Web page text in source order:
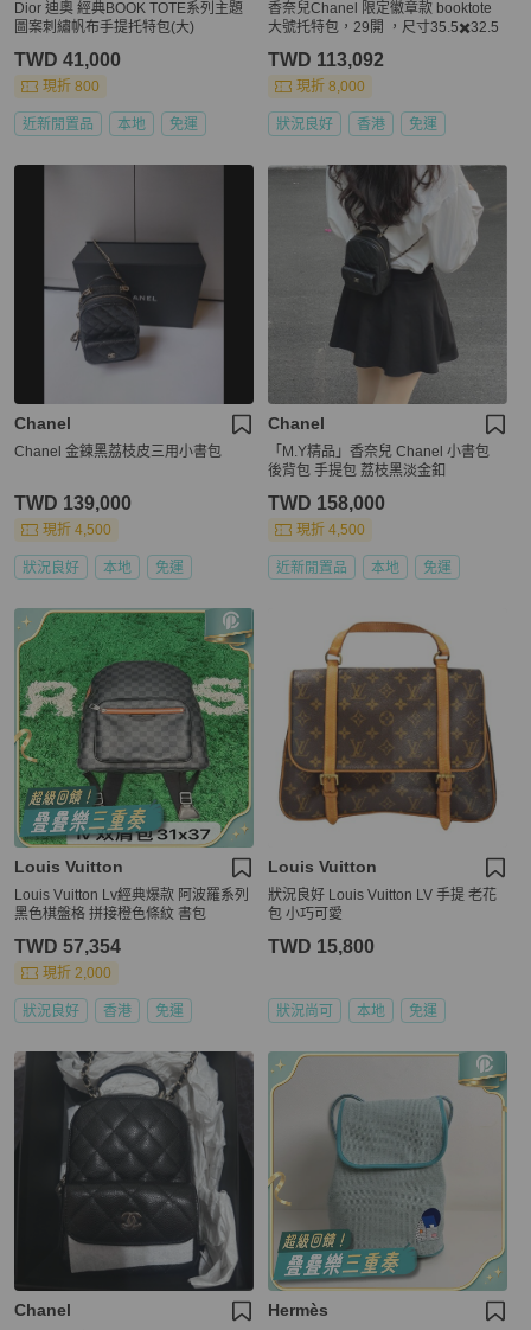
Dior 迪奧 經典BOOK TOTE系列主題
圖案刺繡帆布手提托特包(大)
TWD 41,000
現折 800
近新閒置品 本地 免運
香奈兒Chanel 限定徽章款 booktote
大號托特包，29開 ，尺寸35.5✖️32.5
TWD 113,092
現折 8,000
狀況良好 香港 免運
Chanel
Chanel 金鍊黑荔枝皮三用小書包
TWD 139,000
現折 4,500
狀況良好 本地 免運
Chanel
「M.Y精品」香奈兒 Chanel 小書包
後背包 手提包 荔枝黑淡金釦
TWD 158,000
現折 4,500
近新閒置品 本地 免運
Louis Vuitton
Louis Vuitton Lv經典爆款 阿波羅系列
黑色棋盤格 拼接橙色條紋 書包
TWD 57,354
現折 2,000
狀況良好 香港 免運
Louis Vuitton
狀況良好 Louis Vuitton LV 手提 老花
包 小巧可愛
TWD 15,800
狀況尚可 本地 免運
Chanel Hermès